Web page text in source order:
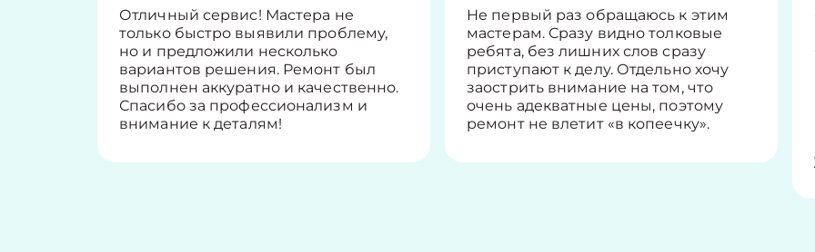
Отличный сервис! Мастера не
только быстро выявили проблему,
но и предложили несколько
вариантов решения. Ремонт был
выполнен аккуратно и качественно.
Спасибо за профессионализм и
внимание к деталям!
Не первый раз обращаюсь к этим
мастерам. Сразу видно толковые
ребята, без лишних слов сразу
приступают к делу. Отдельно хочу
заострить внимание на том, что
очень адекватные цены, поэтому
ремонт не влетит «в копеечку».